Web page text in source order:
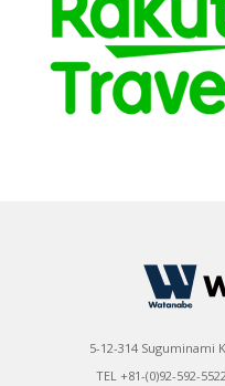
5-12-314 Suguminami
TEL +81-(0)92-592-